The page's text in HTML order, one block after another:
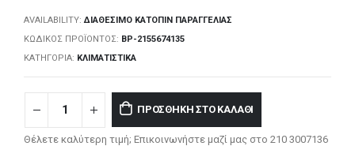
AVAILABILITY:ΔΙΑΘΈΣΙΜΟ ΚΑΤΌΠΙΝ ΠΑΡΑΓΓΕΛΊΑΣ
ΚΩΔΙΚΌΣ ΠΡΟΪΌΝΤΟΣ: BP-2155674135
ΚΑΤΗΓΟΡΊΑ: ΚΛΙΜΑΤΙΣΤΙΚΆ
ΠΡΟΣΘΉΚΗ ΣΤΟ ΚΑΛΆΘΙ
Θέλετε καλύτερη τιμή; Επικοινωνήστε μαζί μας στο 210 3007136